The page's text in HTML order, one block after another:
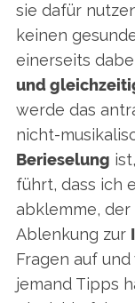
sie dafür
keinen
einerseits
und
werde das
nicht-
Berieselung
führt, dass ich
abklemme,
Ablenkung zur
Fragen auf
jemand Tipps
r